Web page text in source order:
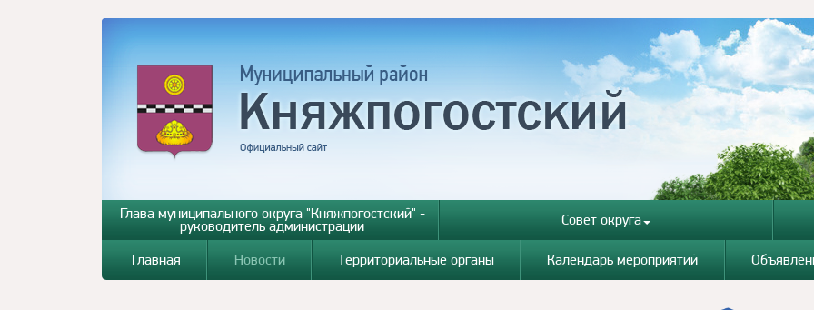
Глава муниципального округа "Княжпогостский" -
руководитель администрации Совет округа
Главная Новости Территориальные органы Календарь мероприятий